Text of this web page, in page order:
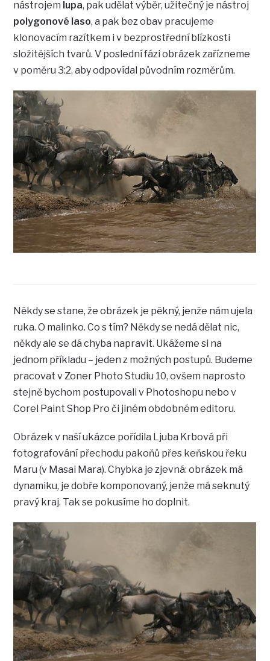
nástrojem lupa, pak udělat výběr, užitečný je nástroj
polygonové laso, a pak bez obav pracujeme
klonovacím razítkem i v bezprostřední blízkosti
složitějších tvarů. V poslední fázi obrázek zařízneme
v poměru 3:2, aby odpovídal původním rozměrům.
Někdy se stane, že obrázek je pěkný, jenže nám ujela
ruka. O malinko. Co s tím? Někdy se nedá dělat nic,
někdy ale se dá chyba napravit. Ukážeme si na
jednom příkladu – jeden z možných postupů. Budeme
pracovat v Zoner Photo Studiu 10, ovšem naprosto
stejně bychom postupovali v Photoshopu nebo v
Corel Paint Shop Pro či jiném obdobném editoru.
Obrázek v naší ukázce pořídila Ljuba Krbová při
fotografování přechodu pakoňů přes keňskou řeku
Maru (v Masai Mara). Chybka je zjevná: obrázek má
dynamiku, je dobře komponovaný, jenže má seknutý
pravý kraj. Tak se pokusíme ho doplnit.